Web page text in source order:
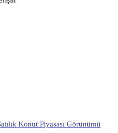
Konut Piyasası Görünümü